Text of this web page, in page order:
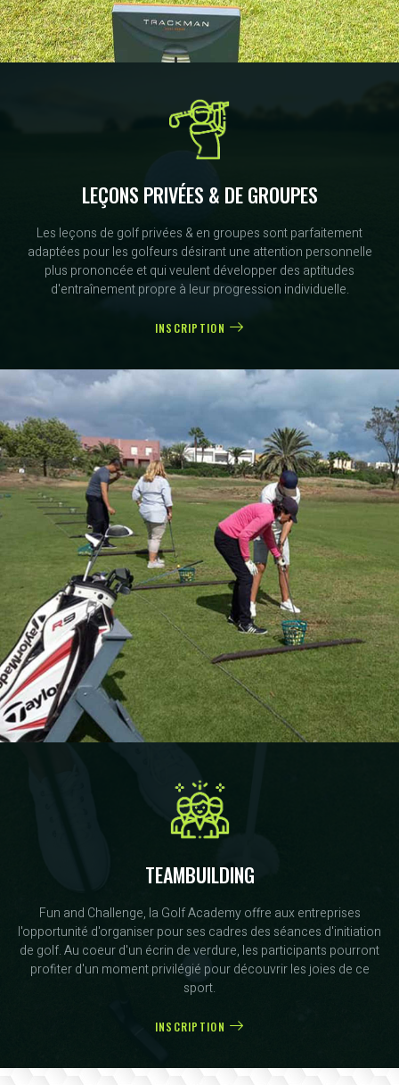
LEÇONS PRIVÉES & DE GROUPES
Les leçons de golf privées & en groupes sont parfaitement
adaptées pour les golfeurs désirant une attention personnelle
plus prononcée et qui veulent développer des aptitudes
d'entraînement propre à leur progression individuelle.
INSCRIPTION
TEAMBUILDING
Fun and Challenge, la Golf Academy offre aux entreprises
l'opportunité d'organiser pour ses cadres des séances d'initiation
de golf. Au coeur d'un écrin de verdure, les participants pourront
profiter d'un moment privilégié pour découvrir les joies de ce
sport.
INSCRIPTION